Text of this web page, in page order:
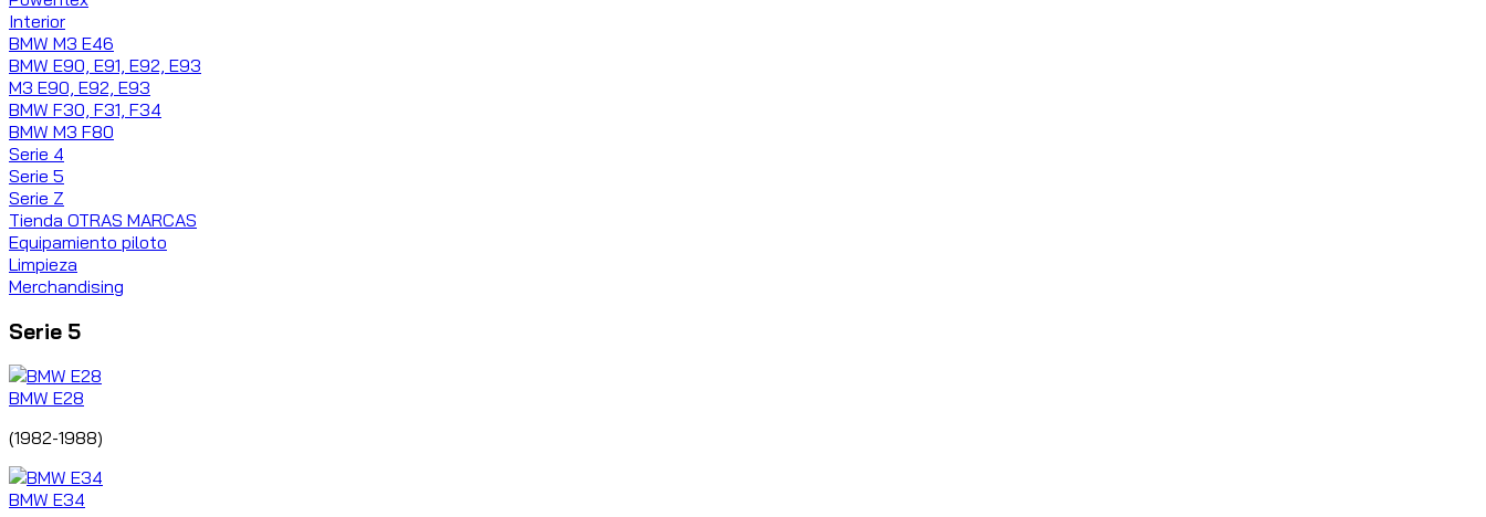
Interior
BMW M3 E46
BMW E90, E91, E92, E93
M3 E90, E92, E93
BMW F30, F31, F34
BMW M3 F80
Serie 4
Serie 5
Serie Z
Tienda OTRAS MARCAS
Equipamiento piloto
Limpieza
Merchandising
Serie 5
BMW E28
(1982-1988)
BMW E34